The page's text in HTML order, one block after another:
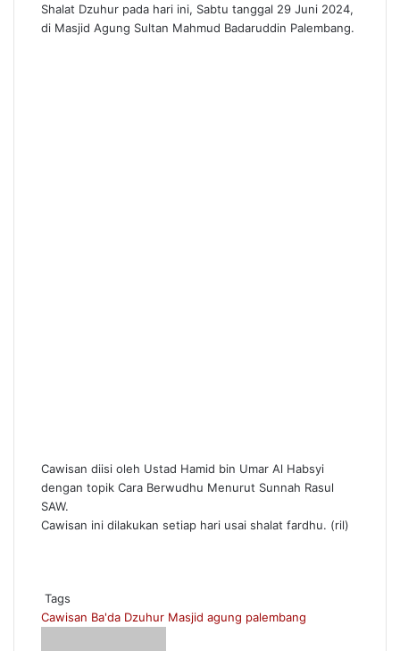
Shalat Dzuhur pada hari ini, Sabtu tanggal 29 Juni 2024,
di Masjid Agung Sultan Mahmud Badaruddin Palembang.
Cawisan diisi oleh Ustad Hamid bin Umar Al Habsyi
dengan topik Cara Berwudhu Menurut Sunnah Rasul
SAW.
Cawisan ini dilakukan setiap hari usai shalat fardhu. (ril)
Tags
Cawisan Ba'da Dzuhur Masjid agung palembang